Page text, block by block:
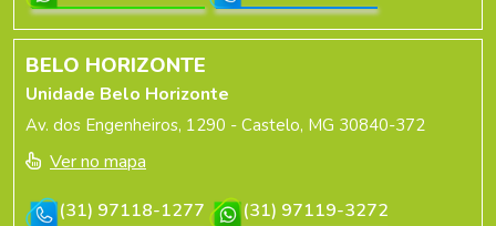
BELO HORIZONTE
Unidade Belo Horizonte
Av. dos Engenheiros, 1290 - Castelo, MG 30840-372
Ver no mapa
(31) 97118-1277
(31) 97119-3272